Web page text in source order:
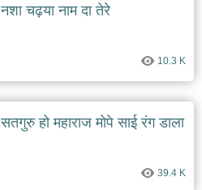
नशा चढ़या नाम दा तेरे
10.3 K
सतगुरु हो महाराज मोपे साई रंग डाला
39.4 K